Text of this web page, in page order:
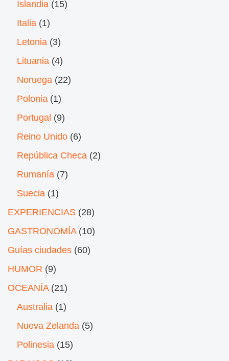
Islandia (15)
Italia (1)
Letonia (3)
Lituania (4)
Noruega (22)
Polonia (1)
Portugal (9)
Reino Unido (6)
República Checa (2)
Rumanía (7)
Suecia (1)
EXPERIENCIAS (28)
GASTRONOMÍA(10)
Guías ciudades (60)
HUMOR (9)
OCEANÍA(21)
Australia (1)
Nueva Zelanda (5)
Polinesia (15)